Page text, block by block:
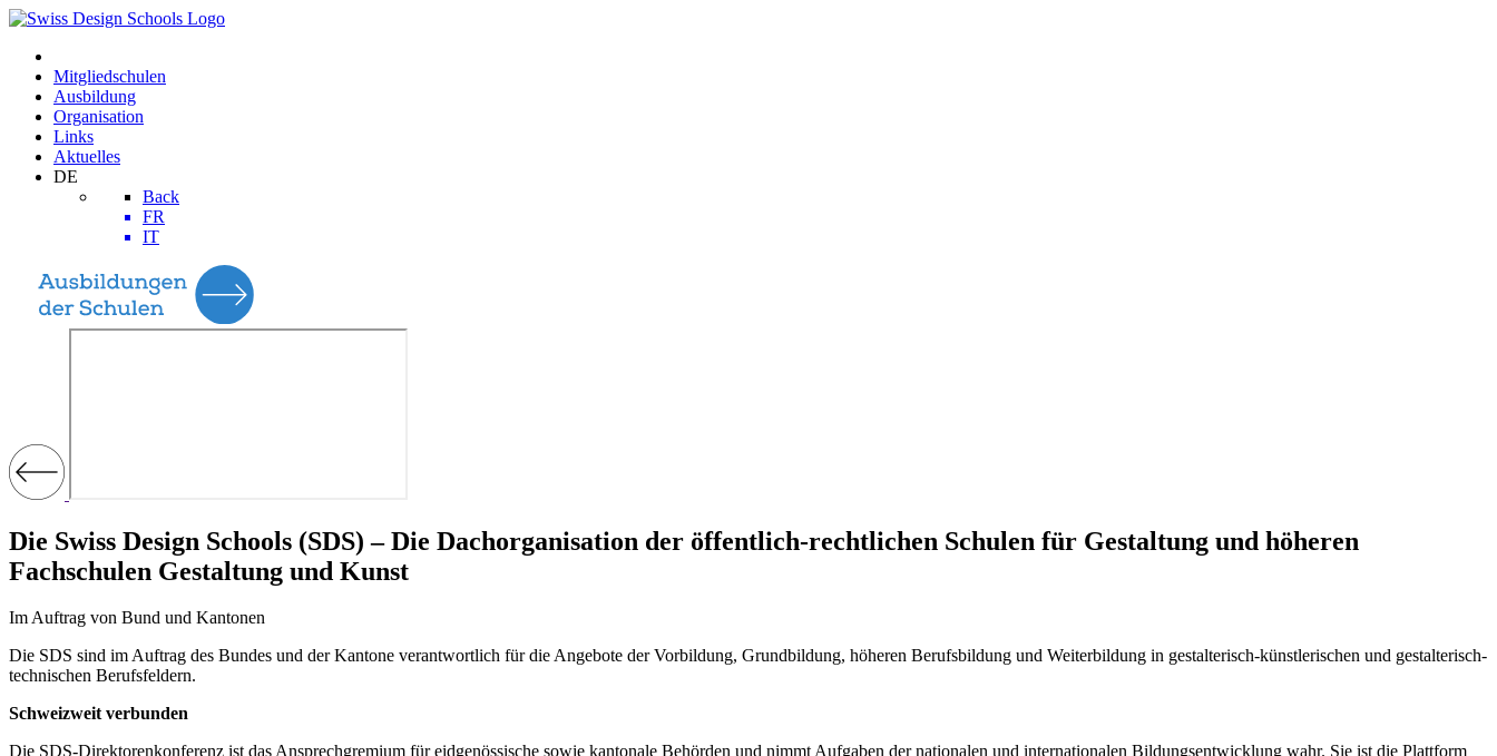
Mitgliedschulen
Ausbildung
Organisation
Links
Aktuelles
DE
Back
FR
IT
Die Swiss Design Schools (SDS) – Die Dachorganisation der öffentlich-rechtlichen Schulen für Gestaltung und höheren
Fachschulen Gestaltung und Kunst
Im Auftrag von Bund und Kantonen
Die SDS sind im Auftrag des Bundes und der Kantone verantwortlich für die Angebote der Vorbildung, Grundbildung, höheren Berufsbildung und Weiterbildung in gestalterisch-künstlerischen und gestalterisch-
technischen Berufsfeldern.
Schweizweit verbunden
Die SDS-Direktorenkonferenz ist das Ansprechgremium für eidgenössische sowie kantonale Behörden und nimmt Aufgaben der nationalen und internationalen Bildungsentwicklung wahr. Sie ist die Plattform